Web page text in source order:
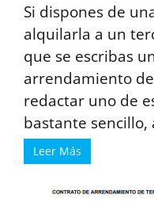
Si dispones de
alquilarla a un
que se escribas
arrendamiento
redactar uno de
bastante sencillo,
Leer Más